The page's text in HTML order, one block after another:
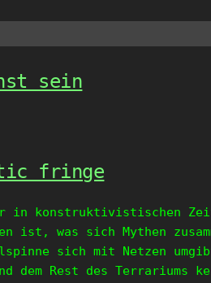
sein
fringe
in konstruktivistischen
ist, was sich Mythen
sich mit Netzen
dem Rest des Terrariums